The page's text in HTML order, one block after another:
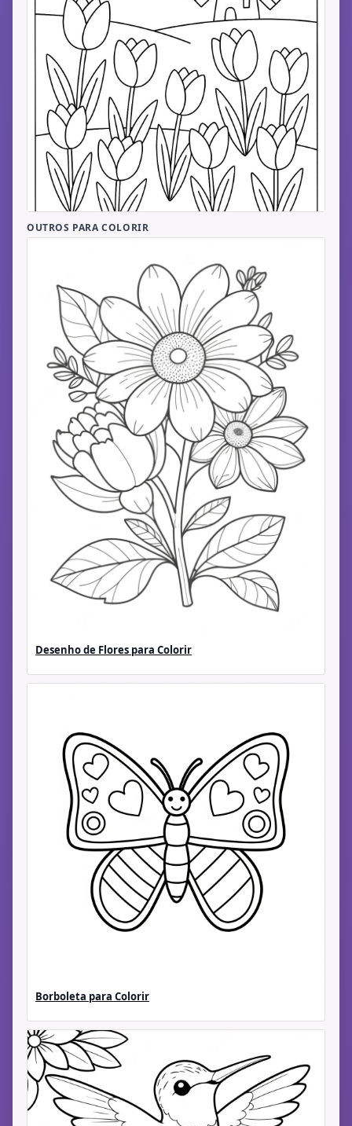
OUTROS PARA COLORIR
Desenho de Flores para Colorir
Borboleta para Colorir